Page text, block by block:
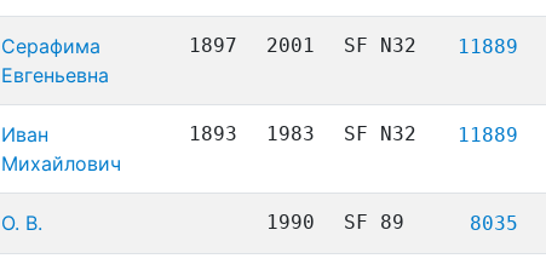
Серафима
Евгеньевна
1897 2001 SF N32 11889
Иван
Михайлович
1893 1983 SF N32 11889
О. В. 1990 SF 89 8035